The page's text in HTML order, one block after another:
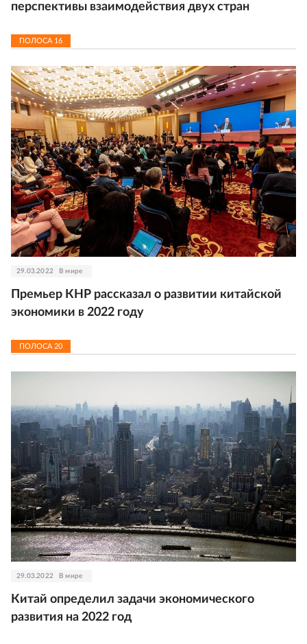
перспективы взаимодействия двух стран
ПОЛОСА 16
29.03.2022 В мире
Премьер КНР рассказал о развитии китайской
экономики в 2022 году
ПОЛОСА 20
29.03.2022 В мире
Китай определил задачи экономического
развития на 2022 год